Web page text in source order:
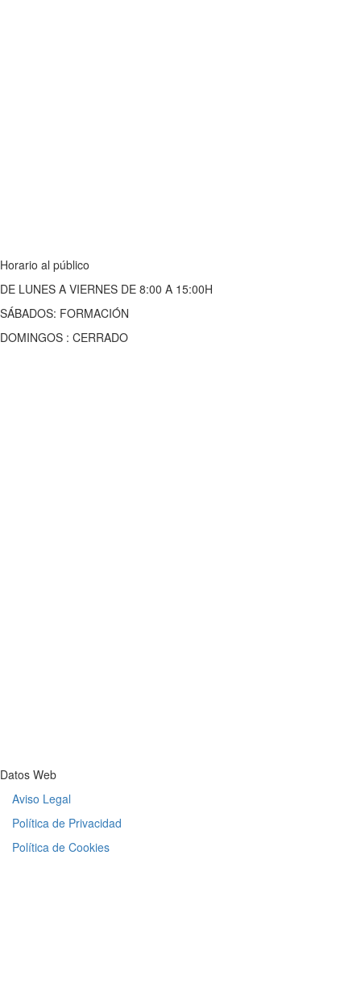
Horario al público
DE LUNES A VIERNES DE 8:00 A 15:00H
SÁBADOS: FORMACIÓN
DOMINGOS : CERRADO
Datos Web
Aviso Legal
Política de Privacidad
Política de Cookies